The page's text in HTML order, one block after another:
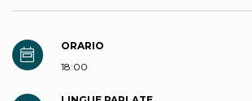
ORARIO
18:00